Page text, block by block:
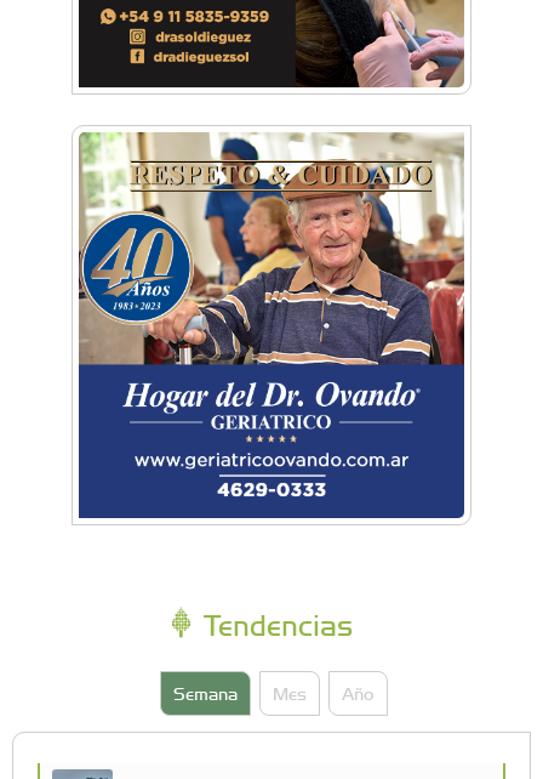
Tendencias
Semana Mes Año